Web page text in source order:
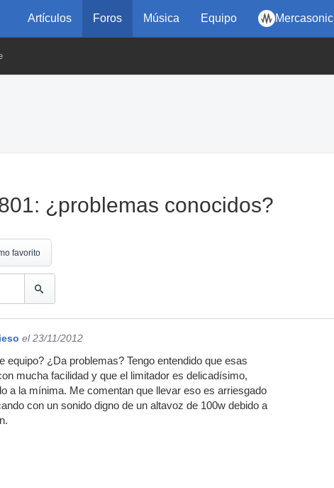
Artículos Foros Música Equipo Mercasonic
¿problemas conocidos?
favorito
el 23/11/2012
equipo? ¿Da problemas? Tengo entendido que esas
mucha facilidad y que el limitador es delicadísimo,
a la mínima. Me comentan que llevar eso es arriesgado
con un sonido digno de un altavoz de 100w debido a